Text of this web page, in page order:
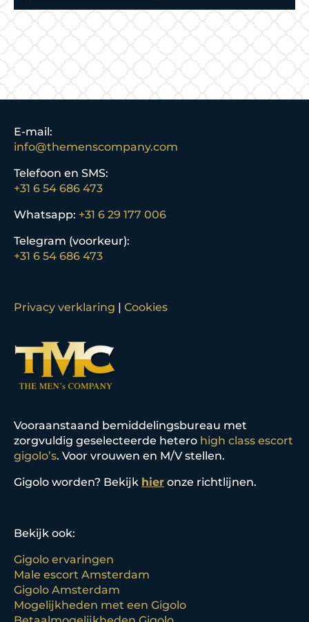
E-mail:
info@themenscompany.com
Telefoon en SMS:
+31 6 54 686 473
Whatsapp: +31 6 29 177 006
Telegram (voorkeur):
+31 6 54 686 473
Privacy verklaring | Cookies
Vooraanstaand bemiddelingsbureau met
zorgvuldig geselecteerde hetero high class escort
gigolo’s. Voor vrouwen en M/V stellen.
Gigolo worden? Bekijk hier onze richtlijnen.
Bekijk ook:
Gigolo ervaringen
Male escort Amsterdam
Gigolo Amsterdam
Mogelijkheden met een Gigolo